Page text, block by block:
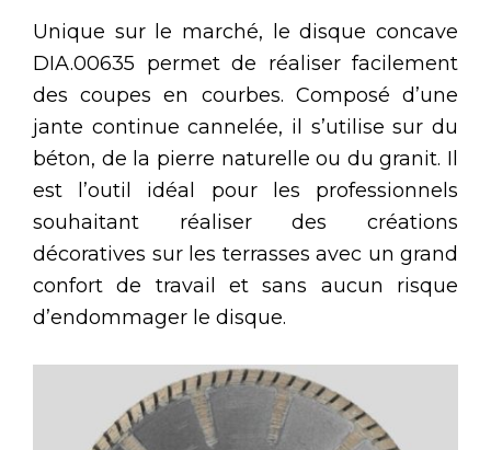
Unique sur le marché, le disque concave
DIA.00635 permet de réaliser facilement
des coupes en courbes. Composé d’une
jante continue cannelée, il s’utilise sur du
béton, de la pierre naturelle ou du granit. Il
est l’outil idéal pour les professionnels
souhaitant réaliser des créations
décoratives sur les terrasses avec un grand
confort de travail et sans aucun risque
d’endommager le disque.